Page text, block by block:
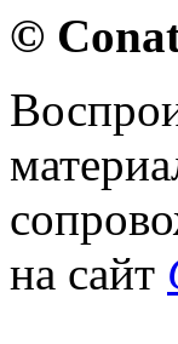
©
на сайт